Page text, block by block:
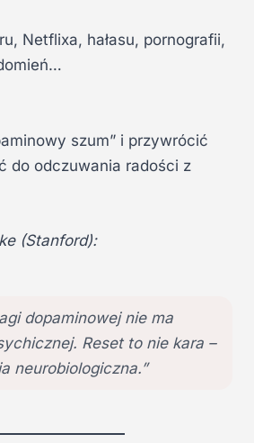
Netflixa, hałasu, pornografii,
szum” i przywrócić
do odczuwania radości z
(Stanford):
dopaminowej nie ma
Reset to nie kara –
neurobiologiczna.”